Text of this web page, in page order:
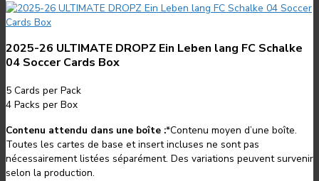
2025-26 ULTIMATE DROPZ Ein Leben lang FC Schalke
04 Soccer Cards Box
5 Cards per Pack
4 Packs per Box
Contenu attendu dans une boîte :*Contenu moyen d’une boîte.
Toutes les cartes de base et insert incluses ne sont pas
nécessairement listées séparément. Des variations peuvent survenir
selon la production.